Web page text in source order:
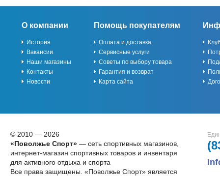
О компании
История
Вакансии
Наши магазины
Контакты
Новости
Помощь покупателям
Оплата и доставка
Сервисные услуги
Советы по выбору товара
Гарантия и возврат
Карта сайта
© 2010 — 2026
«Поволжье Спорт»— сеть спортивных магазинов,
интернет-магазин спортивных товаров и инвентаря
для активного отдыха и спорта
Все права защищены. «Поволжье Спорт» является